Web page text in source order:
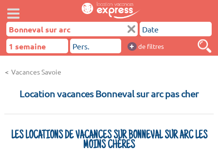
+ de filtres
Vacances Savoie
Location vacances Bonneval sur arc pas cher
LES LOCATIONS DE VACANCES SUR BONNEVAL SUR ARC LES
MOINS CHÈRES